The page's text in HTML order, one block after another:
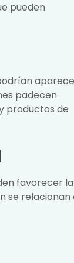
pueden
padecen
productos de
favorecer la
se relacionan